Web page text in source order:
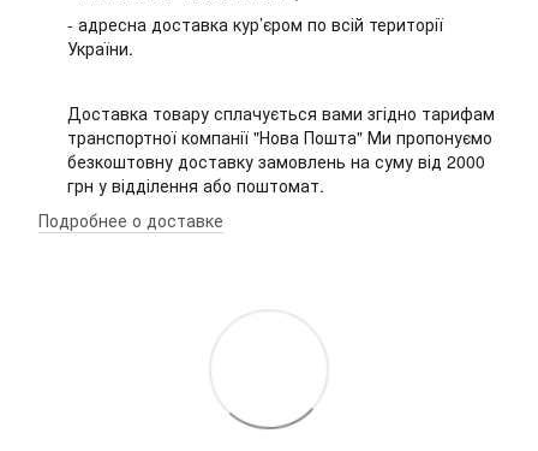
- адресна доставка кур’єром по всій території
України.
Доставка товару сплачується вами згідно тарифам
транспортної компанії "Нова Пошта" Ми пропонуємо
безкоштовну доставку замовлень на суму від 2000
грн у відділення або поштомат.
Подробнее о доставке